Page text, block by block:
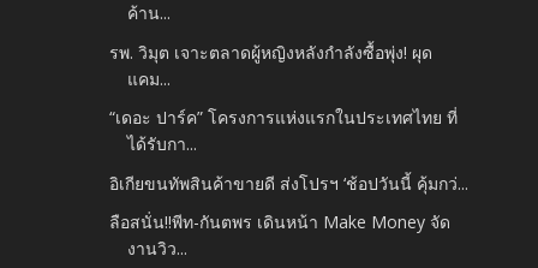
ค้าน...
รพ. วิมุต เจาะตลาดผู้หญิงหลังกำลังซื้อพุ่ง! ผุด
แคม...
“เดอะ ปาร์ค” โครงการแห่งแรกในประเทศไทย ที่
ได้รับกา...
อิเกียขนทัพสินค้าขายดี ส่งโปรฯ ‘ช้อปวันนี้ คุ้มกว่...
ลือสนั่น!!พีท-กันตพร เดินหน้า Make Money จัด
งานวิว...